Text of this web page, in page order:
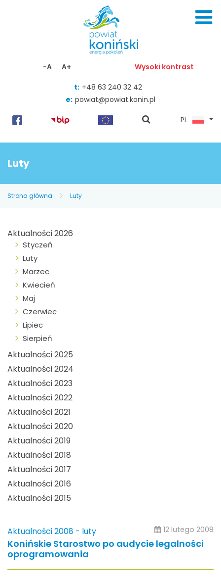
-A A+ Wysoki kontrast
t: +48 63 240 32 42
e: powiat@powiat.konin.pl
pokaż
PL
Luty
Strona główna Luty
Aktualności 2026
Styczeń
Luty
Marzec
Kwiecień
Maj
Czerwiec
Lipiec
Sierpień
Aktualności 2025
Aktualności 2024
Aktualności 2023
Aktualności 2022
Aktualności 2021
Aktualności 2020
Aktualności 2019
Aktualności 2018
Aktualności 2017
Aktualności 2016
Aktualności 2015
Aktualności 2008 - luty 12 lutego 2008
Konińskie Starostwo po audycie legalności
oprogramowania